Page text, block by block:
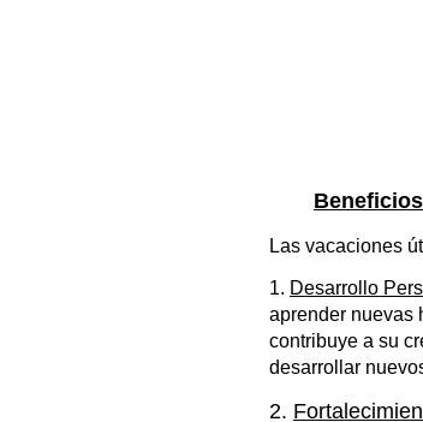
Las vacaciones
1. Desarrollo
aprender nuevas
contribuye a su
desarrollar
2.